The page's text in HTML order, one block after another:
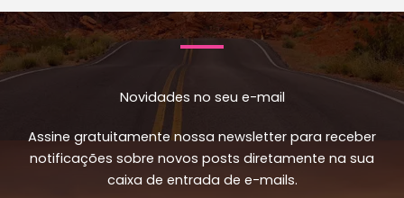
Novidades no seu e-mail
Assine gratuitamente nossa newsletter para receber
notificações sobre novos posts diretamente na sua
caixa de entrada de e-mails.